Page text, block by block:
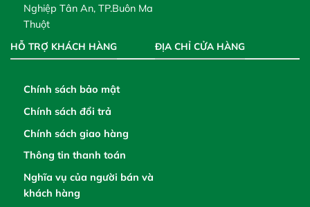
Nghiệp Tân An, TP.Buôn Ma
Thuột
HỖ TRỢ KHÁCH HÀNG
Chính sách bảo mật
Chính sách đổi trả
Chính sách giao hàng
Thông tin thanh toán
Nghĩa vụ của người bán và
khách hàng
ĐỊA CHỈ CỬA HÀNG